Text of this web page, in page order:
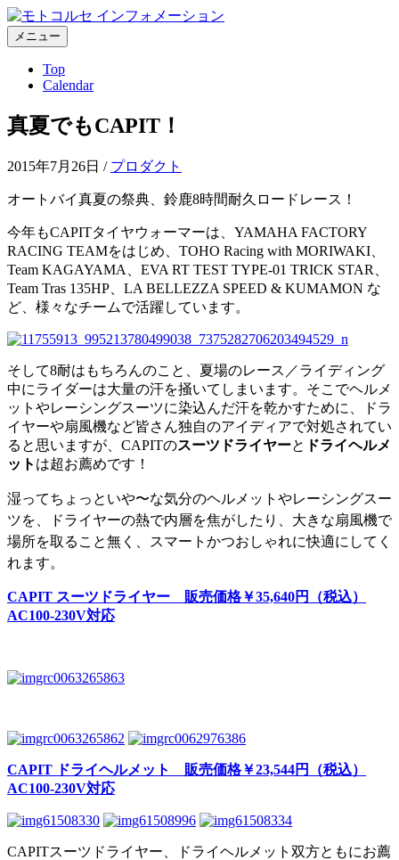
コ
ン
テ
ス
ッ
メニュー
Top
Calendar
真夏でもCAPIT！
2015年7月26日 / プロダクト
オートバイ真夏の祭典、鈴鹿8時間耐久ロードレース！
今年もCAPITタイヤウォーマーは、YAMAHA FACTORY
RACING TEAMをはじめ、TOHO Racing with MORIWAKI、
Team KAGAYAMA、EVA RT TEST TYPE-01 TRICK STAR、
Team Tras 135HP、LA BELLEZZA SPEED & KUMAMON な
ど、様々なチームで活躍しています。
そして8耐はもちろんのこと、夏場のレース／ライディング
中にライダーは大量の汗を掻いてしまいます。そこでヘルメ
ットやレーシングスーツに染込んだ汗を乾かすために、ドラ
イヤーや扇風機など皆さん独自のアイディアで対処されてい
ると思いますが、CAPITのスーツドライヤーと ドライヘルメ
ット は超お薦めです！
湿ってちょっといや〜な気分のヘルメットやレーシングスー
ツを、ドライヤーの熱で内層を焦がしたり、大きな扇風機で
場所を取ること無く、
スマートかつおしゃれに快適にしてく
れます。
CAPIT スーツドライヤー 販売価格￥35,640円（税込）
AC100-230V対応
CAPIT ドライヘルメット 販売価格￥23,544円（税込）
AC100-230V対応
CAPITスーツドライヤー、ドライヘルメット双方ともにお薦